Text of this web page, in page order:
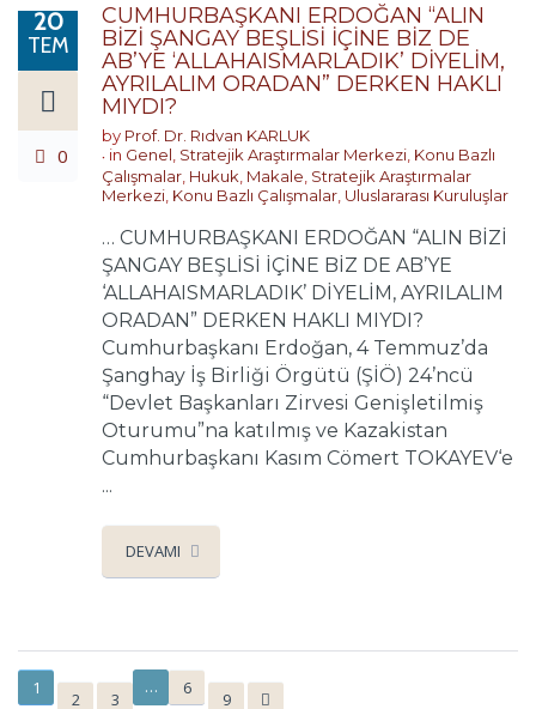
20
TEM
0
CUMHURBAŞKANI ERDOĞAN “ALIN
BİZİ ŞANGAY BEŞLİSİ İÇİNE BİZ DE
AB’YE ‘ALLAHAISMARLADIK’ DİYELİM,
AYRILALIM ORADAN” DERKEN HAKLI
MIYDI?
by Prof. Dr. Rıdvan KARLUK
in Genel Stratejik Araştırmalar Merkezi Konu Bazlı
Çalışmalar Hukuk Makale Stratejik Araştırmalar
Merkezi Konu Bazlı Çalışmalar Uluslararası Kuruluşlar
… CUMHURBAŞKANI ERDOĞAN “ALIN BİZİ
ŞANGAY BEŞLİSİ İÇİNE BİZ DE AB’YE
‘ALLAHAISMARLADIK’ DİYELİM, AYRILALIM
ORADAN” DERKEN HAKLI MIYDI?
Cumhurbaşkanı Erdoğan, 4 Temmuz’da
Şanghay İş Birliği Örgütü (ŞİÖ) 24’ncü
“Devlet Başkanları Zirvesi Genişletilmiş
Oturumu”na katılmış ve Kazakistan
Cumhurbaşkanı Kasım Cömert TOKAYEV‘e
...
DEVAMI
1
2 3
… 6
9